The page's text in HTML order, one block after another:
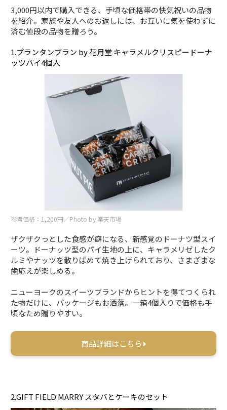
3,000円以内で購入できる、手頃な価格帯の快気祝いの品物
を紹介。家族や友人へのお返しには、お互いに気を使わずに
済む値段の品物を贈ろう。
1.プランタンブラン by 花月堂 キャラメルクリスピードーナ
ッツパイ4個入
参考価格：1,200円／Photo by 楽天市場
ザクザクっとした食感が癖になる、新感覚のドーナツ型スイ
ーツ。ドーナッツ型のパイ生地の上に、キャラメリゼしたク
ルミやナッツを散りばめて焼き上げられており、さまざまな
歯応えが楽しめる。
ニューヨークのスイーツブランドからヒントを得てつくられ
た物だけに、パッケージもお洒落。一箱4個入りで価格も手
頃なため贈りやすい。
商品詳細はこちら
2.GIFT FIELD MARRY スタバとケーキのセット